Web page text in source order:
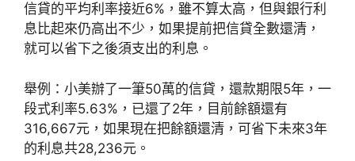
信貸的平均利率接近6%，雖不算太高，但與銀行利
息比起來仍高出不少，如果提前把信貸全數還清，
就可以省下之後須支出的利息。
舉例：小美辦了一筆50萬的信貸，還款期限5年，一
段式利率5.63%，已還了2年，目前餘額還有
316,667元，如果現在把餘額還清，可省下未來3年
的利息共28,236元。